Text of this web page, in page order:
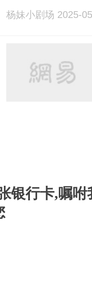
杨妹小剧场 2025-
银行卡,嘱